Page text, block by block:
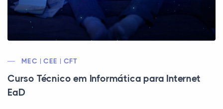
MEC | CEE | CFT
Curso Técnico em Informática para Internet
EaD